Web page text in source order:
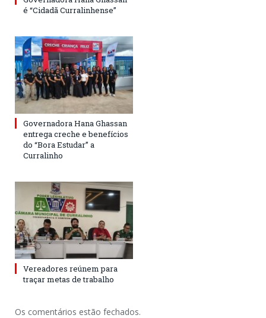
é “Cidadã Curralinhense”
Governadora Hana Ghassan
entrega creche e benefícios
do “Bora Estudar” a
Curralinho
Vereadores reúnem para
traçar metas de trabalho
Os comentários estão fechados.